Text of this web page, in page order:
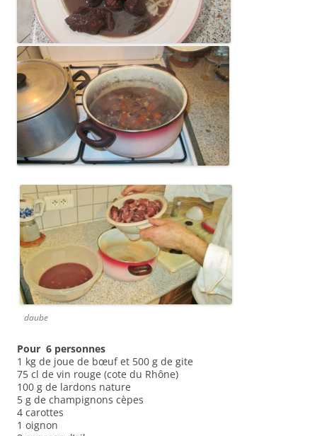
daube
Pour 6 personnes
1 kg de joue de bœuf et 500 g de gite
75 cl de vin rouge (cote du Rhône)
100 g de lardons nature
5 g de champignons cèpes
4 carottes
1 oignon